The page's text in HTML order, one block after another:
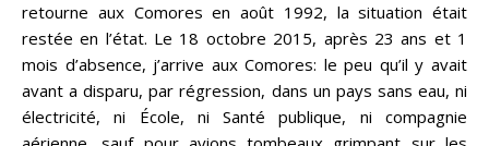
retourne aux Comores en août 1992, la situation était
restée en l’état. Le 18 octobre 2015, après 23 ans et 1
mois d’absence, j’arrive aux Comores: le peu qu’il y avait
avant a disparu, par régression, dans un pays sans eau, ni
électricité, ni École, ni Santé publique, ni compagnie